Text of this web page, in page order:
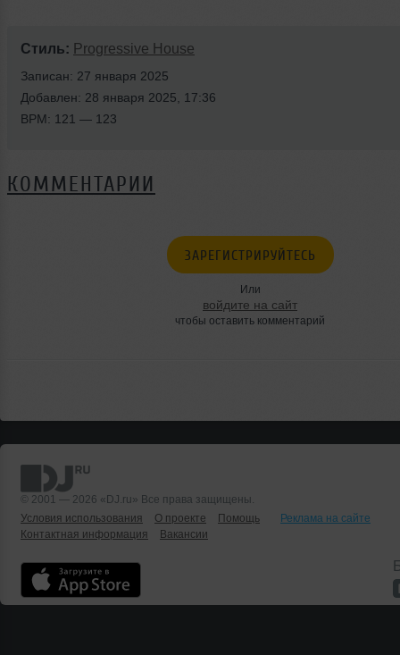
Стиль: Progressive House
Записан: 27 января 2025
Добавлен: 28 января 2025, 17:36
BPM: 121 — 123
КОММЕНТАРИИ
ЗАРЕГИСТРИРУЙТЕСЬ
Или
войдите на сайт
чтобы оставить комментарий
© 2001 — 2026 «DJ.ru» Все права защищены.
Условия использования
О проекте Помощь
Реклама на сайте
Контактная информация
Вакансии